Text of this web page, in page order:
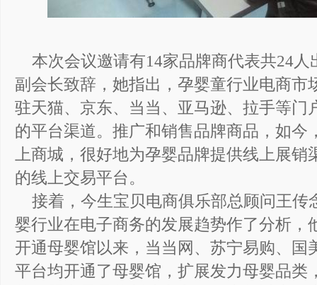
本次会议邀请有14家品牌商代表共24人
副会长致辞，她指出，孕婴童行业电商市
驻天猫、京东、当当、亚马逊、拉手等门
的平台渠道。推广和销售品牌商品，如今
上商城，很好地为孕婴品牌提供线上展销
的线上交易平台。
接着，今生宝贝电商俱乐部总顾问王传
婴行业在电子商务的发展趋势作了分析，
开通母婴馆以来，当当网、苏宁易购、国
平台均开通了母婴馆，扩展发力母婴品类